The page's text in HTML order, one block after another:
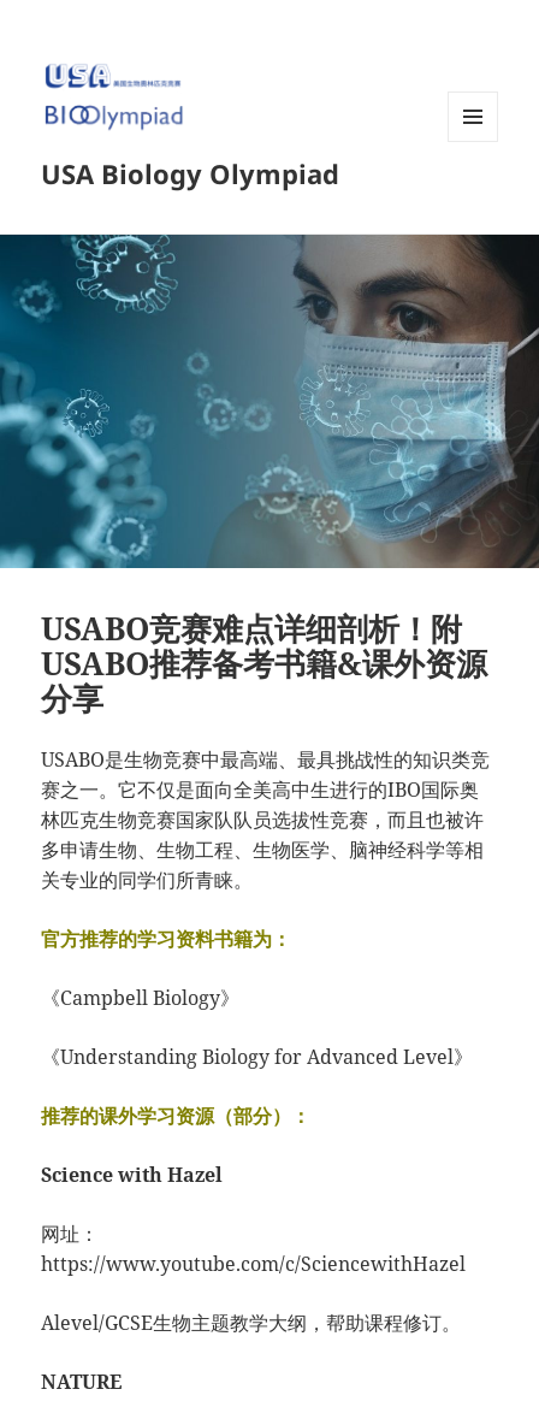
USA Biology Olympiad
USABO竞赛难点详细剖析！附
USABO推荐备考书籍&课外资源
分享
USABO是生物竞赛中最高端、最具挑战性的知识类竞
赛之一。它不仅是面向全美高中生进行的IBO国际奥
林匹克生物竞赛国家队队员选拔性竞赛，而且也被许
多申请生物、生物工程、生物医学、脑神经科学等相
关专业的同学们所青睐。
官方推荐的学习资料书籍为：
《Campbell Biology》
《Understanding Biology for Advanced Level》
推荐的课外学习资源（部分）：
Science with Hazel
网址：
https://www.youtube.com/c/SciencewithHazel
Alevel/GCSE生物主题教学大纲，帮助课程修订。
NATURE